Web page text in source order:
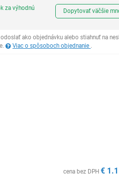
Ks
za výhodnú
Dopytovať väčšie
ako objednávku alebo stiahnuť na
Viac o spôsoboch objednanie .
cena bez DPH €